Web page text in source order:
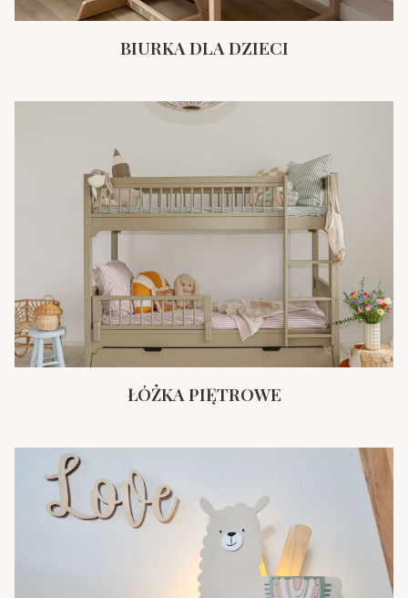
BIURKA DLA DZIECI
ŁÓŻKA PIĘTROWE